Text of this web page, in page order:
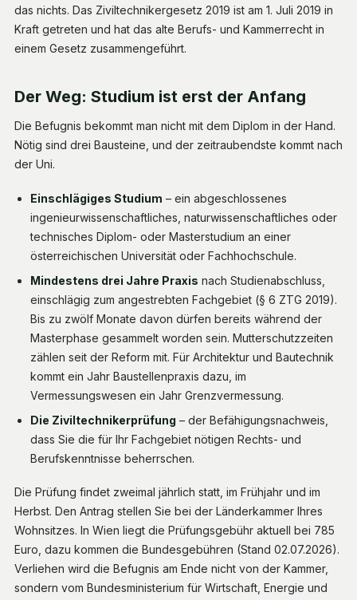
das nichts. Das Ziviltechnikergesetz 2019 ist am 1. Juli 2019 in
Kraft getreten und hat das alte Berufs- und Kammerrecht in
einem Gesetz zusammengeführt.
Der Weg: Studium ist erst der Anfang
Die Befugnis bekommt man nicht mit dem Diplom in der Hand.
Nötig sind drei Bausteine, und der zeitraubendste kommt nach
der Uni.
Einschlägiges Studium – ein abgeschlossenes
ingenieurwissenschaftliches, naturwissenschaftliches oder
technisches Diplom- oder Masterstudium an einer
österreichischen Universität oder Fachhochschule.
Mindestens drei Jahre Praxis nach Studienabschluss,
einschlägig zum angestrebten Fachgebiet (§ 6 ZTG 2019).
Bis zu zwölf Monate davon dürfen bereits während der
Masterphase gesammelt worden sein. Mutterschutzzeiten
zählen seit der Reform mit. Für Architektur und Bautechnik
kommt ein Jahr Baustellenpraxis dazu, im
Vermessungswesen ein Jahr Grenzvermessung.
Die Ziviltechnikerprüfung – der Befähigungsnachweis,
dass Sie die für Ihr Fachgebiet nötigen Rechts- und
Berufskenntnisse beherrschen.
Die Prüfung findet zweimal jährlich statt, im Frühjahr und im
Herbst. Den Antrag stellen Sie bei der Länderkammer Ihres
Wohnsitzes. In Wien liegt die Prüfungsgebühr aktuell bei 785
Euro, dazu kommen die Bundesgebühren (Stand 02.07.2026).
Verliehen wird die Befugnis am Ende nicht von der Kammer,
sondern vom Bundesministerium für Wirtschaft, Energie und